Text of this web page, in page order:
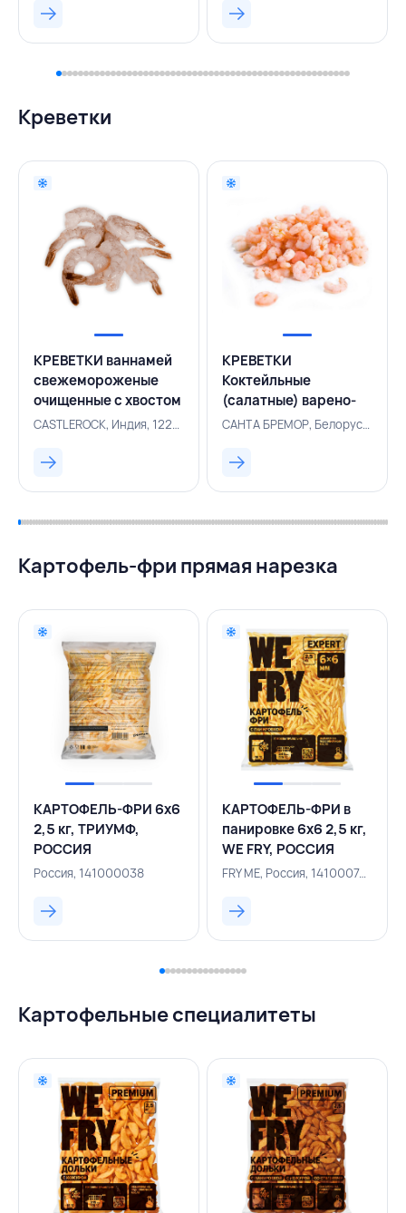
Креветки
КРЕВЕТКИ ваннамей
свежемороженые
очищенные с хвостом
16/20 0,93 кг/1 кг 7%,CASTLEROCK, Индия, 122001342
КРЕВЕТКИ
Коктейльные
(салатные) варено-
мороженые
200/300 1 кг 7%,
САНТА БРЕМОР, Белоруссия, 122001241
Картофель-фри прямая нарезка
КАРТОФЕЛЬ-ФРИ 6х6
2,5 кг, ТРИУМФ,
РОССИЯ
Россия, 141000038
КАРТОФЕЛЬ-ФРИ в
панировке 6х6 2,5 кг,
WE FRY, РОССИЯ
FRY ME, Россия, 141000749
Картофельные специалитеты